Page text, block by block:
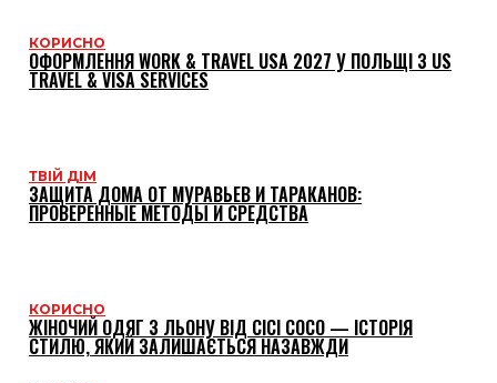
КОРИСНО
ОФОРМЛЕННЯ WORK & TRAVEL USA 2027 У ПОЛЬЩІ З US
TRAVEL & VISA SERVICES
ТВІЙ ДІМ
ЗАЩИТА ДОМА ОТ МУРАВЬЕВ И ТАРАКАНОВ:
ПРОВЕРЕННЫЕ МЕТОДЫ И СРЕДСТВА
КОРИСНО
ЖІНОЧИЙ ОДЯГ З ЛЬОНУ ВІД CICI COCO — ІСТОРІЯ
СТИЛЮ, ЯКИЙ ЗАЛИШАЄТЬСЯ НАЗАВЖДИ